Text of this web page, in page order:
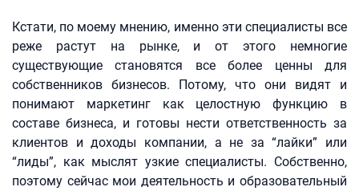
Кстати, по моему мнению, именно эти специалисты все
реже растут на рынке, и от этого немногие
существующие становятся все более ценны для
собственников бизнесов. Потому, что они видят и
понимают маркетинг как целостную функцию в
составе бизнеса, и готовы нести ответственность за
клиентов и доходы компании, а не за “лайки” или
“лиды”, как мыслят узкие специалисты. Собственно,
поэтому сейчас мои деятельность и образовательный